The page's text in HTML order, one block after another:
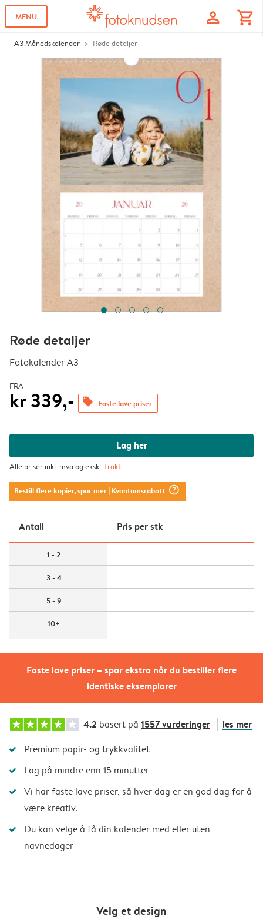
MENU profile shopping_cart
A3 Månedskalender Røde detaljer
Faste lave priser – spar ekstra når du bestiller flere
identiske eksemplarer
Røde detaljer
Fotokalender A3
FRA
kr 339,- offers Faste lave priser
Lag her
Alle priser inkl. mva og ekskl.frakt
Bestill flere kopier, spar mer| Kvantumsrabatt question_mark_circle
Antall Pris per stk
1 - 2
3 - 4
5 - 9
10+
4.2 basert på 1557 vurderinger les mer
Premium papir- og trykkvalitet
Lag på mindre enn 15 minutter
Vi har faste lave priser, så hver dag er en god dag for å
være kreativ.
Du kan velge å få din kalender med eller uten
navnedager
Velg et design